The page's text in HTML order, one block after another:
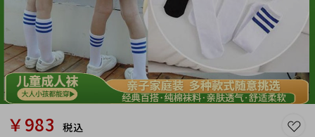
￥983
税込